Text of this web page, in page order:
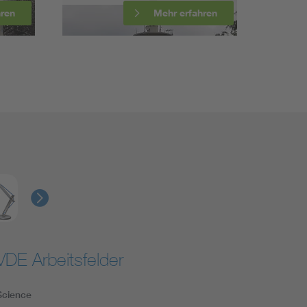
Mehr erfahren
Arbeitsfelder